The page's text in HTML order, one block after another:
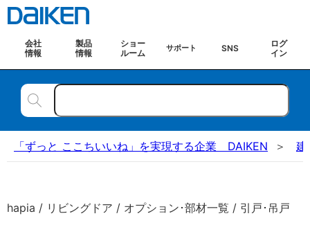
会社
情報
製品
情報
ショー
ルーム
サポート SNS
ログ
イン
「ずっと ここちいいね」を実現する企業 DAIKEN 建
hapia / リビングドア / オプション･部材一覧 / 引戸･吊戸